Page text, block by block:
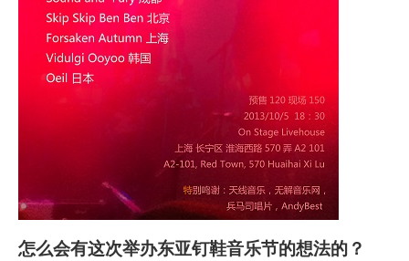
怎么会有这次举办东亚钉鞋音乐节的想法的？